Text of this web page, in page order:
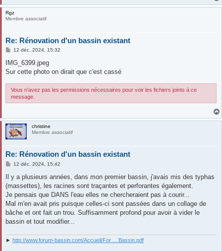
Rgz
Membre associatif
Re: Rénovation d'un bassin existant
M
s
a
e
12 déc. 2024, 15:32
IMG_6399.jpeg
Sur cette photo on dirait que c'est cassé
Vous n’avez pas les permissions nécessaires pour voir les fichiers joints à ce
message.
christine
Membre associatif
Re: Rénovation d'un bassin existant
M
s
s
a
g
12 déc. 2024, 15:42
Il y a plusieurs années, dans mon premier bassin, j'avais mis des typhas
(massettes), les racines sont traçantes et perforantes également.
Je pensais que DANS l'eau elles ne chercheraient pas à courir...
Mal m'en avait pris puisque celles-ci sont passées dans un collage de
bâche et ont fait un trou. Suffisamment profond pour avoir à vider le
bassin et tout modifier...
► http://www.forum-bassin.com/Accueil/For ... Bassin.pdf